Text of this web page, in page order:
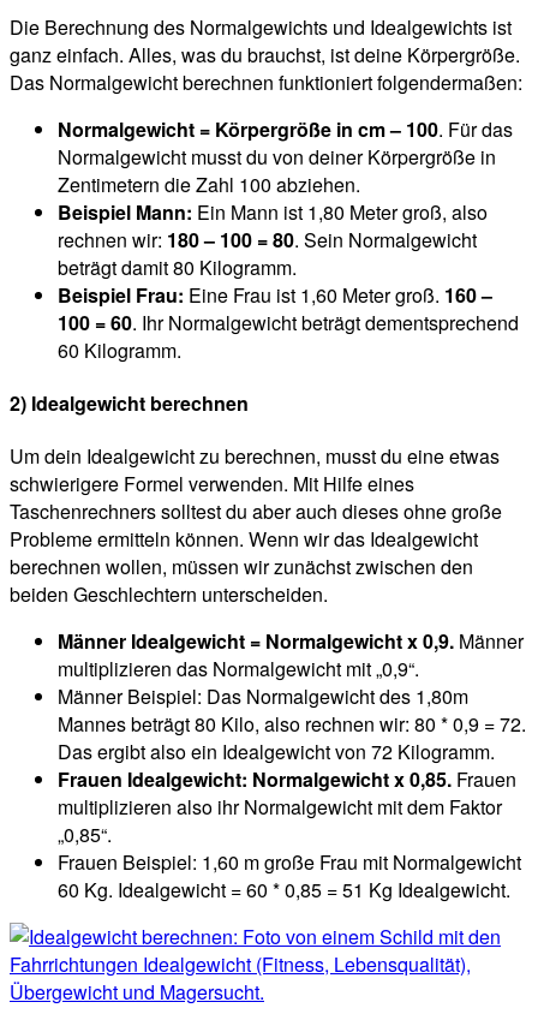
Die Berechnung des Normalgewichts und Idealgewichts ist
ganz einfach. Alles, was du brauchst, ist deine Körpergröße.
Das Normalgewicht berechnen funktioniert folgendermaßen:
Normalgewicht = Körpergröße in cm – 100. Für das
Normalgewicht musst du von deiner Körpergröße in
Zentimetern die Zahl 100 abziehen.
Beispiel Mann: Ein Mann ist 1,80 Meter groß, also
rechnen wir: 180 – 100 = 80. Sein Normalgewicht
beträgt damit 80 Kilogramm.
Beispiel Frau: Eine Frau ist 1,60 Meter groß. 160 –
100 = 60. Ihr Normalgewicht beträgt dementsprechend
60 Kilogramm.
2) Idealgewicht berechnen
Um dein Idealgewicht zu berechnen, musst du eine etwas
schwierigere Formel verwenden. Mit Hilfe eines
Taschenrechners solltest du aber auch dieses ohne große
Probleme ermitteln können. Wenn wir das Idealgewicht
berechnen wollen, müssen wir zunächst zwischen den
beiden Geschlechtern unterscheiden.
Männer Idealgewicht = Normalgewicht x 0,9. Männer
multiplizieren das Normalgewicht mit „0,9“.
Männer Beispiel: Das Normalgewicht des 1,80m
Mannes beträgt 80 Kilo, also rechnen wir: 80 * 0,9 = 72.
Das ergibt also ein Idealgewicht von 72 Kilogramm.
Frauen Idealgewicht: Normalgewicht x 0,85. Frauen
multiplizieren also ihr Normalgewicht mit dem Faktor
„0,85“.
Frauen Beispiel: 1,60 m große Frau mit Normalgewicht
60 Kg. Idealgewicht = 60 * 0,85 = 51 Kg Idealgewicht.